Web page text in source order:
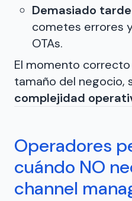
Demasiado
cometes errores
OTAs.
El momento
tamaño del negocio,
complejidad
Operadores
cuándo NO
channel